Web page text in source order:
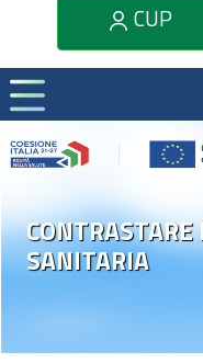
CUP
SANITARIA